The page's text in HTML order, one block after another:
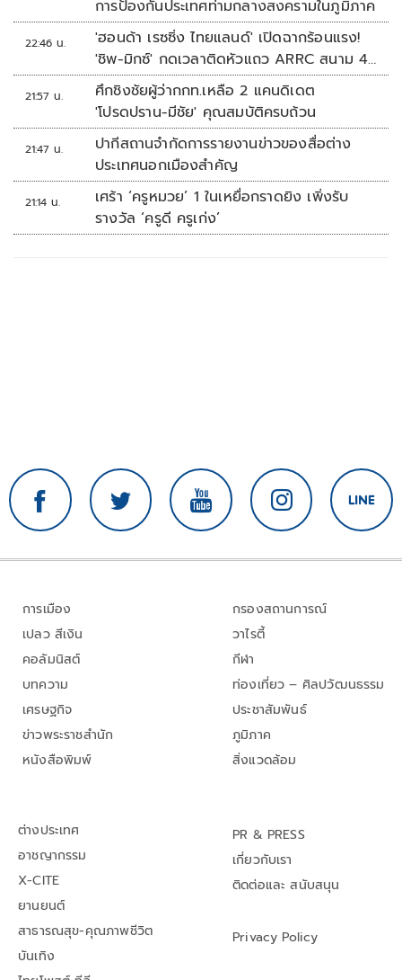
การป้องกันประเทศท่ามกลางสงครามในภูมิภาค
22:46 น.
'ฮอนด้า เรซซิ่ง ไทยแลนด์' เปิดฉากร้อนแรง!
'ชิพ-มิกซ์' กดเวลาติดหัวแถว ARRC สนาม 4
ที่มัลดาลิกา
21:57 น.
ศึกชิงชัยผู้ว่ากกท.เหลือ 2 แคนดิเดต
'โปรดปราน-มีชัย' คุณสมบัติครบถ้วน
21:47 น.
ปากีสถานจำกัดการรายงานข่าวของสื่อต่าง
ประเทศนอกเมืองสำคัญ
21:14 น.
เศร้า ‘ครูหมวย’ 1 ในเหยื่อกราดยิง เพิ่งรับ
รางวัล ‘ครูดี ครูเก่ง’
การเมือง
เปลว สีเงิน
คอลัมนิสต์
บทความ
เศรษฐกิจ
ข่าวพระราชสำนัก
หนังสือพิมพ์
กรองสถานการณ์
วาไรตี้
กีฬา
ท่องเที่ยว – ศิลปวัฒนธรรม
ประชาสัมพันธ์
ภูมิภาค
สิ่งแวดล้อม
ต่างประเทศ
อาชญากรรม
X-CITE
ยานยนต์
สาธารณสุข-คุณภาพชีวิต
บันเทิง
PR & PRESS
เกี่ยวกับเรา
ติดต่อและ สนับสนุน
Privacy Policy